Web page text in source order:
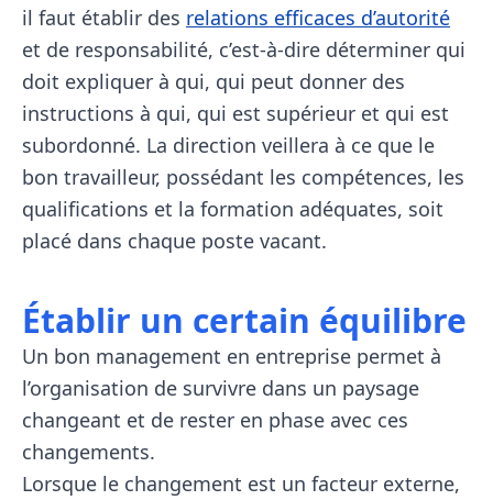
il faut établir des relations efficaces d’autorité
et de responsabilité, c’est-à-dire déterminer qui
doit expliquer à qui, qui peut donner des
instructions à qui, qui est supérieur et qui est
subordonné. La direction veillera à ce que le
bon travailleur, possédant les compétences, les
qualifications et la formation adéquates, soit
placé dans chaque poste vacant.
Établir un certain équilibre
Un bon management en entreprise permet à
l’organisation de survivre dans un paysage
changeant et de rester en phase avec ces
changements.
Lorsque le changement est un facteur externe,